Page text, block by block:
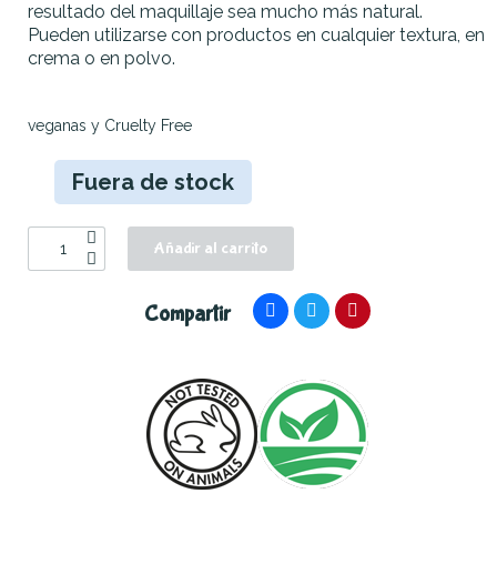
resultado del maquillaje sea mucho más natural.
Pueden utilizarse con productos en cualquier textura, en
crema o en polvo.
veganas y Cruelty Free
Fuera de stock
Añadir al carrito
Compartir